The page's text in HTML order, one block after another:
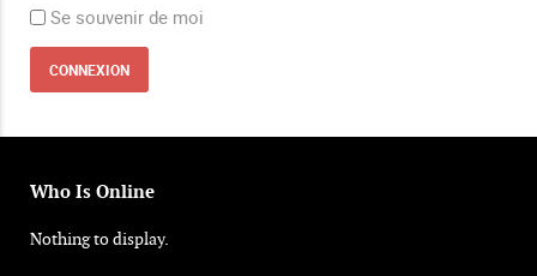
Se souvenir de moi
Who Is Online
Nothing to display.